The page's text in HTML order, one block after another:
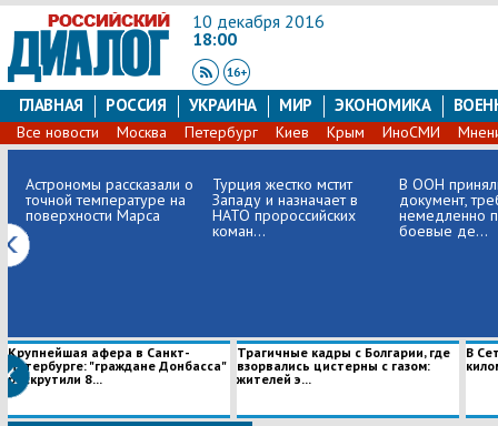
10 декабря 2016
18:00
ГЛАВНАЯ РОССИЯ УКРАИНА МИР ЭКОНОМИКА
Все новости Москва Петербург Киев Крым ИноСМИ
Астрономы рассказали о
точной температуре на
поверхности Марса
Турция жестко мстит
Западу и назначает в
НАТО пророссийских
коман...
В ООН
документ,
немедленно
боевые де...
​Крупнейшая афера в Санкт-
Петербурге: "граждане Донбасса"
раскрутили 8...
Трагичные кадры с Болгарии, где
взорвались цистерны с газом:
жителей э...
В